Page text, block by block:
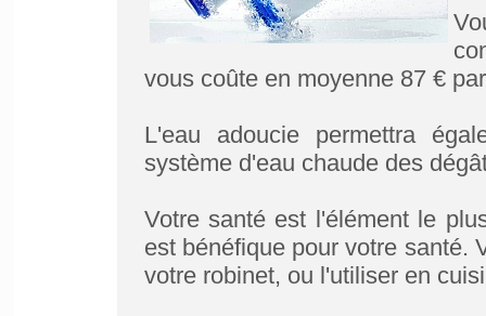
vous coûte en moyenne 87 €
L'eau adoucie permettra
système d'eau chaude des
Votre santé est l'élément le
est bénéfique pour votre santé.
votre robinet, ou l'utiliser en